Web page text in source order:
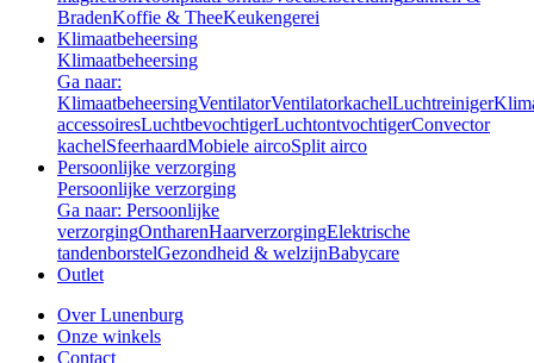
BradenKoffie & TheeKeukengerei
Klimaatbeheersing
Klimaatbeheersing
Ga naar:
KlimaatbeheersingVentilatorVentilatorkachelLuchtreiniger
accessoiresLuchtbevochtigerLuchtontvochtigerConvector
kachelSfeerhaardMobiele aircoSplit airco
Persoonlijke verzorging
Persoonlijke verzorging
Ga naar: Persoonlijke
verzorgingOntharenHaarverzorgingElektrische
tandenborstelGezondheid & welzijnBabycare
Outlet
Over Lunenburg
Onze winkels
Contact